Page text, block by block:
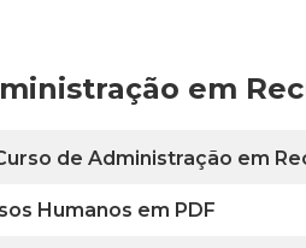
em
de Administração em
Humanos em PDF